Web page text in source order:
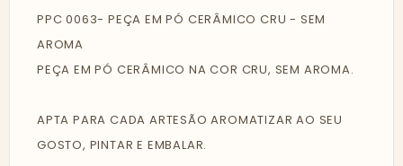
PPC 0063- PEÇA EM PÓ CERÂMICO CRU - SEM
AROMA
PEÇA EM PÓ CERÂMICO NA COR CRU, SEM AROMA.
APTA PARA CADA ARTESÃO AROMATIZAR AO SEU
GOSTO, PINTAR E EMBALAR.